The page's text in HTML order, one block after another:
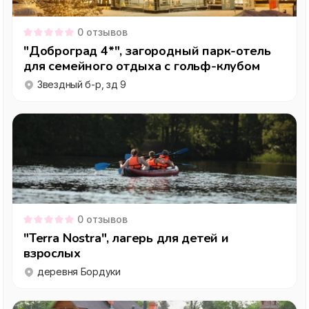
0 отзывов
"Доброград 4*", загородный парк-отель
для семейного отдыха с гольф-клубом
Звездный б-р, зд 9
0 отзывов
"Terra Nostra", лагерь для детей и
взрослых
деревня Бордуки